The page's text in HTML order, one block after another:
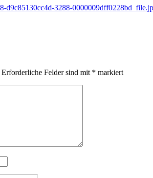
d9c85130cc4d-3288-
Erforderliche Felder sind mit * markiert